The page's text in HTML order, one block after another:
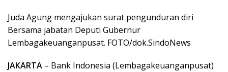
Juda Agung mengajukan surat pengunduran diri
Bersama jabatan Deputi Gubernur
Lembagakeuanganpusat. FOTO/dok.SindoNews
JAKARTA – Bank Indonesia (Lembagakeuanganpusat)